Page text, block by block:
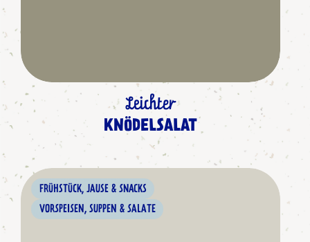
Leichter
KNÖDELSALAT
FRÜHSTÜCK, JAUSE & SNACKS
VORSPEISEN, SUPPEN & SALATE